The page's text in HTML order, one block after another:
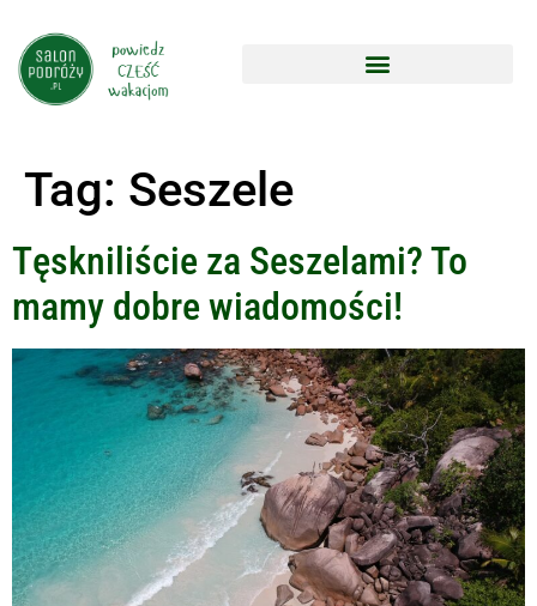
Tag: Seszele
Tęskniliście za Seszelami? To
mamy dobre wiadomości!